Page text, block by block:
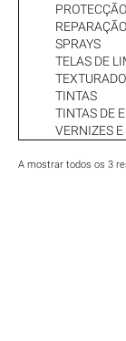
A mostrar todos os 3
SPRAYS
TELAS DE
TINTAS
TINTAS DE
VERNIZES